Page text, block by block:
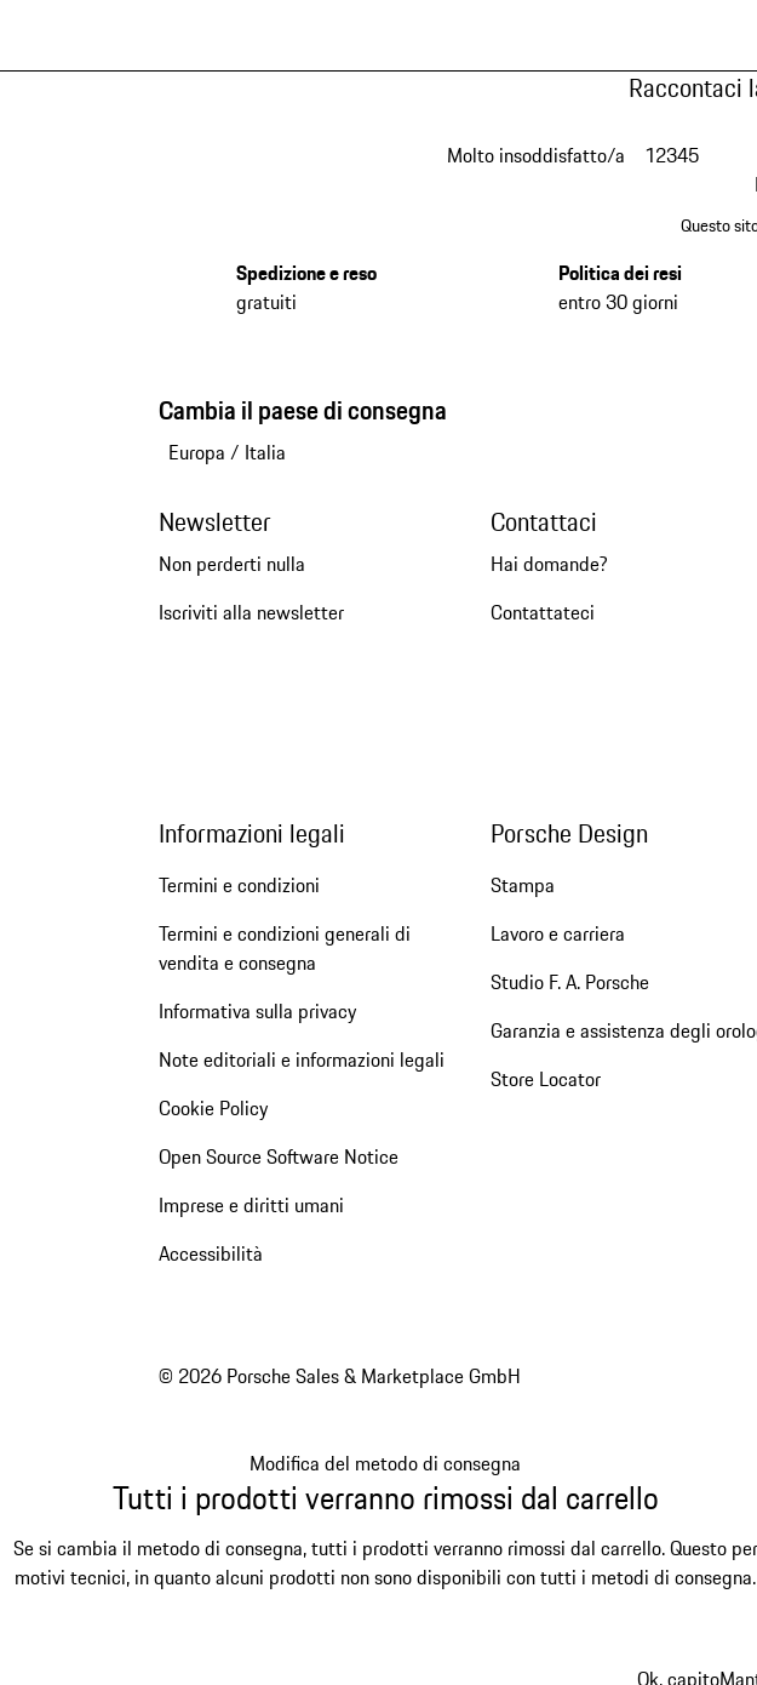
Raccontaci
Molto insoddisfatto/a 12345
Questo
Spedizione e reso
gratuiti
Politica dei resi
entro 30 giorni
Cambia il paese di consegna
Europa / Italia
Newsletter
Non perderti nulla
Iscriviti alla newsletter
Contattaci
Hai domande?
Contattateci
Informazioni legali
Termini e condizioni
Termini e condizioni generali di
vendita e consegna
Informativa sulla privacy
Note editoriali e informazioni legali
Cookie Policy
Open Source Software Notice
Imprese e diritti umani
Accessibilità
Porsche Design
Stampa
Lavoro e carriera
Studio F. A. Porsche
Garanzia e assistenza degli
Store Locator
© 2026 Porsche Sales & Marketplace GmbH
Modifica del metodo di consegna
Tutti i prodotti verranno rimossi dal carrello
Se si cambia il metodo di consegna, tutti i prodotti verranno rimossi dal carrello. Questo per
motivi tecnici, in quanto alcuni prodotti non sono disponibili con tutti i metodi di consegna.